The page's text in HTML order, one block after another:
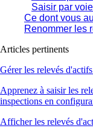
Saisir par
Ce dont vous
Renommer les
Articles pertinents
Gérer les relevés
Apprenez à saisir les
inspections en
Afficher les relevés